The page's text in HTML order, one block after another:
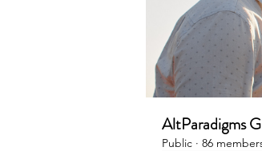
AltParadigms
Public · 86